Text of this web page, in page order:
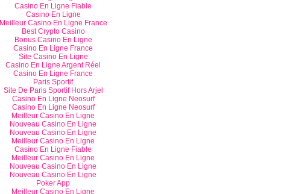
Casino En Ligne Fiable
Casino En Ligne
Meilleur Casino En Ligne France
Best Crypto Casino
Bonus Casino En Ligne
Casino En Ligne France
Site Casino En Ligne
Casino En Ligne Argent Réel
Casino En Ligne France
Paris Sportif
Site De Paris Sportif Hors Arjel
Casino En Ligne Neosurf
Casino En Ligne Neosurf
Meilleur Casino En Ligne
Nouveau Casino En Ligne
Nouveau Casino En Ligne
Meilleur Casino En Ligne
Casino En Ligne Fiable
Meilleur Casino En Ligne
Nouveau Casino En Ligne
Nouveau Casino En Ligne
Poker App
Meilleur Casino En Ligne